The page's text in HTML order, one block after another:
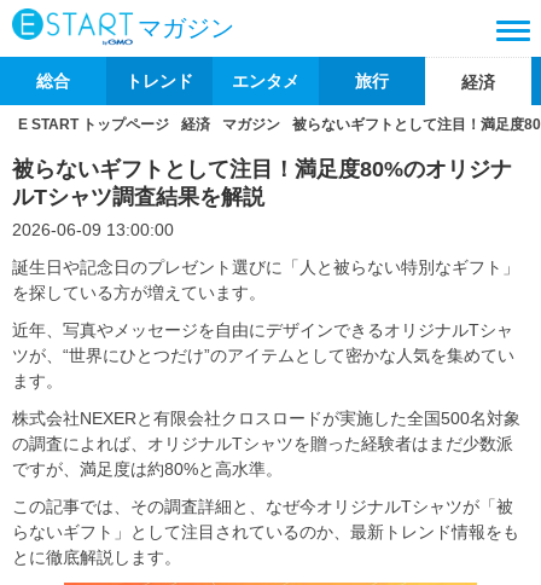
マガジン
総合 トレンド エンタメ 旅行 経済
E START トップページ 経済 マガジン 被らないギフトとして注目！満足度
被らないギフトとして注目！満足度80%のオリジナ
ルTシャツ調査結果を解説
2026-06-09 13:00:00
誕生日や記念日のプレゼント選びに「人と被らない特別なギフト」
を探している方が増えています。
近年、写真やメッセージを自由にデザインできるオリジナルTシャ
ツが、“世界にひとつだけ”のアイテムとして密かな人気を集めてい
ます。
株式会社NEXERと有限会社クロスロードが実施した全国500名対象
の調査によれば、オリジナルTシャツを贈った経験者はまだ少数派
ですが、満足度は約80%と高水準。
この記事では、その調査詳細と、なぜ今オリジナルTシャツが「被
らないギフト」として注目されているのか、最新トレンド情報をも
とに徹底解説します。